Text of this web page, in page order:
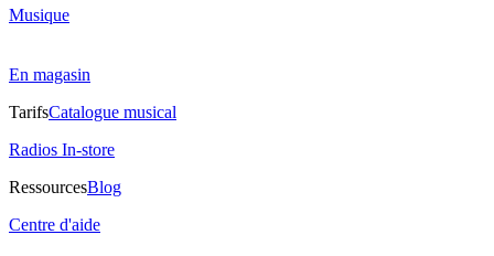
Musique
En magasin
TarifsCatalogue musical
Radios In-store
RessourcesBlog
Centre d'aide